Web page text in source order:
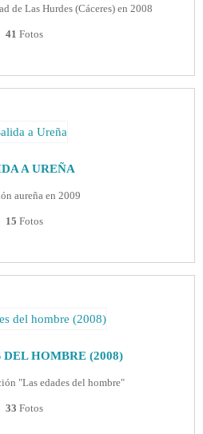
de Las Hurdes (Cáceres) en 2008
41 Fotos
A UREÑA
aureña en 2009
15 Fotos
DEL HOMBRE (2008)
"Las edades del hombre"
33 Fotos